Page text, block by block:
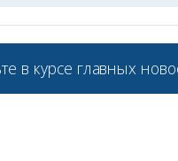
в курсе главных